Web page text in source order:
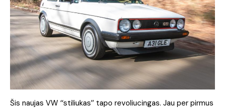
Šis naujas VW ‘‘stiliukas’’ tapo revoliucingas. Jau per pirmus